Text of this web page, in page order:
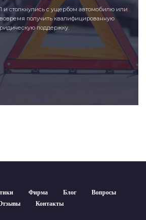
столкнулись с ущербом автомобилю или
получить квалифицированную
поддержку.
Фирма Блог
Вопросы
Контакты